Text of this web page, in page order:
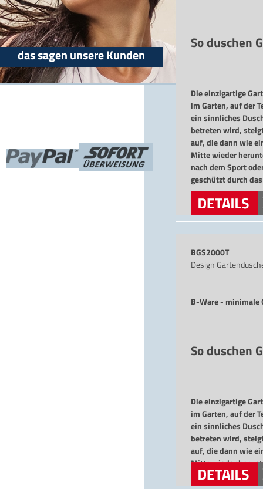
So duschen
Die einzigartige
im Garten, auf der
ein sinnliches
betreten wird,
auf, die dann wie
Mitte wieder
nach dem Sport
geschützt durch
BGS2000T
Design
B-Ware - minimale
So duschen
Die einzigartige
im Garten, auf der
ein sinnliches
betreten wird,
auf, die dann wie
Mitte wieder
nach dem Sport
das sagen unsere Kunden